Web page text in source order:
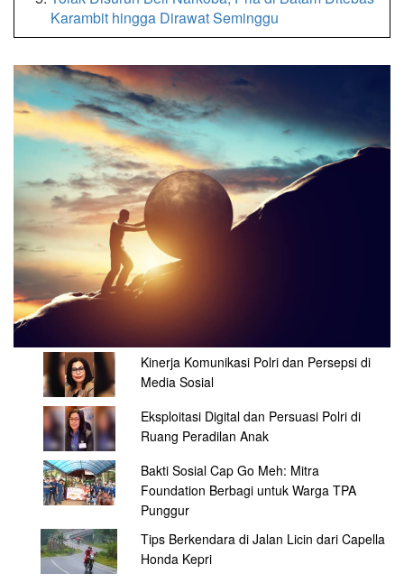
Karambit hingga Dirawat Seminggu
Kinerja Komunikasi Polri dan Persepsi di
Media Sosial
Eksploitasi Digital dan Persuasi Polri di
Ruang Peradilan Anak
Bakti Sosial Cap Go Meh: Mitra
Foundation Berbagi untuk Warga TPA
Punggur
Tips Berkendara di Jalan Licin dari Capella
Honda Kepri